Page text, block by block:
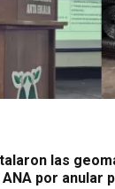
las
por anular